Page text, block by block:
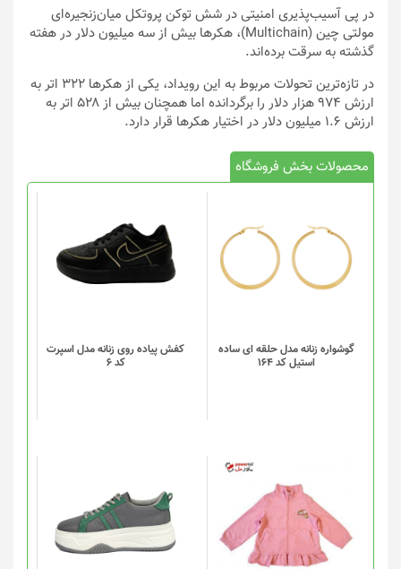
در پی آسیب‌پذیری امنیتی در شش توکن پروتکل میان‌زنجیره‌ای
مولتی چین (Multichain)، هکرها بیش از سه میلیون دلار در هفته
گذشته به سرقت برده‌اند.
در تازه‌ترین تحولات مربوط به این رویداد، یکی از هکرها ۳۲۲ اتر به
ارزش ۹۷۴ هزار دلار را برگردانده اما همچنان بیش از ۵۲۸ اتر به
ارزش ۱.۶ میلیون دلار در اختیار هکرها قرار دارد.
محصولات بخش فروشگاه
گوشواره زنانه مدل حلقه ای ساده
استیل کد 164
محصول
دارای
انواع
مختلفی
گزینه
ها
محصول
انتخاب
شوند
کفش پیاده روی زنانه مدل اسپرت
کد 6
محصول
دارای
انواع
مختلفی